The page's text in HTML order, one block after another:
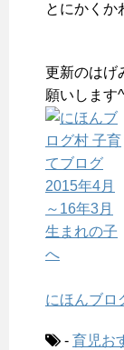
とにかくか
更新のはげ
願いします
にほんブロ
- 育児お